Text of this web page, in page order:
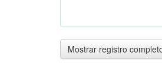
Mostrar registro